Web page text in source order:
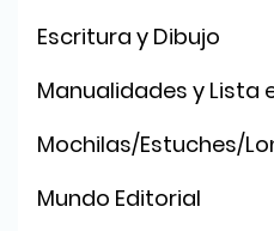
Escritura y Dibujo
Manualidades y Lista
Mochilas/Estuches/
Mundo Editorial